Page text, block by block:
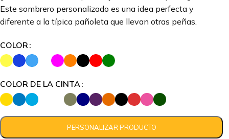
Este sombrero personalizado es una idea perfecta y
diferente a la típica pañoleta que llevan otras peñas.
COLOR
COLOR DE LA CINTA